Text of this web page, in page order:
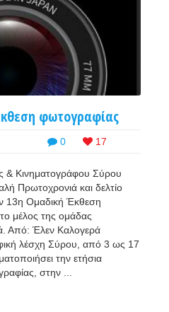
φωτογραφίας
0 17
& Κινηματογράφου Σύρου
Πρωτοχρονιά και δελτίο
13η Ομαδική Έκθεση
μέλος της ομάδας
Από: Έλεν Καλογερά
λέσχη Σύρου, από 3 ως 17
την ετήσια
στην ...